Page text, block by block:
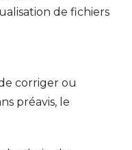
de fichiers
corriger ou
préavis, le